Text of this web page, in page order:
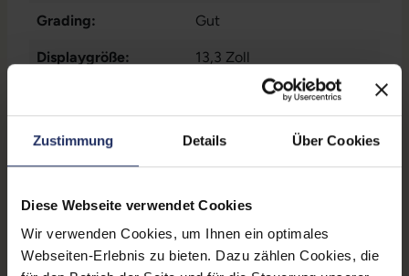
Zustimmung Details Über Cookies
Diese Webseite verwendet Cookies
Wir verwenden Cookies, um Ihnen ein optimales
Webseiten-Erlebnis zu bieten. Dazu zählen Cookies, die
Grading: Gut
Displaygröße: 13,3 Zoll
1920 x 1080 FHD
Prozessor:
Intel Core i5 1145G7 @ 2,6
CPU Generation: 11
Prozessorkerne: 4